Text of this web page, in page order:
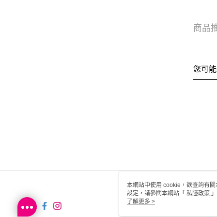
商品
您可
本網站中使用 cookie，欲查詢有
設定，請參閱本網站「 私隱政策
用 cookie。
了解更多 >